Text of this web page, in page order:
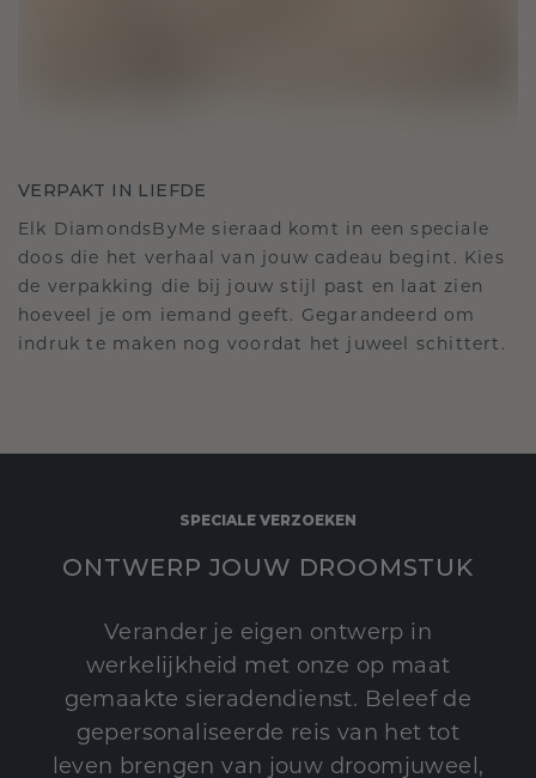
VERPAKT IN LIEFDE
Elk DiamondsByMe sieraad komt in een speciale
doos die het verhaal van jouw cadeau begint. Kies
de verpakking die bij jouw stijl past en laat zien
hoeveel je om iemand geeft. Gegarandeerd om
indruk te maken nog voordat het juweel schittert.
SPECIALE VERZOEKEN
ONTWERP JOUW DROOMSTUK
Verander je eigen ontwerp in
werkelijkheid met onze op maat
gemaakte sieradendienst. Beleef de
gepersonaliseerde reis van het tot
leven brengen van jouw droomjuweel,